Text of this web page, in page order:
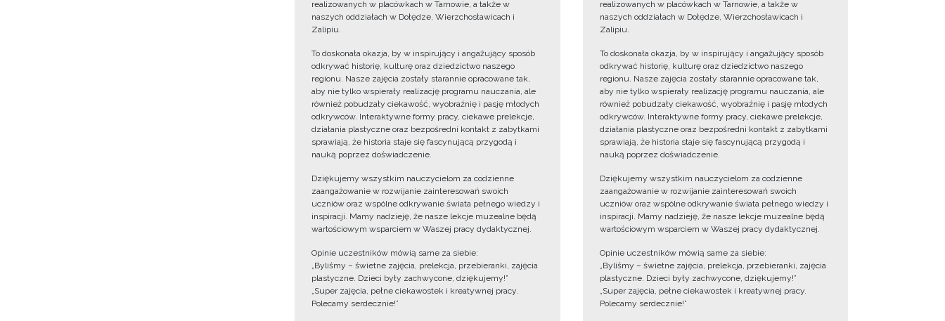
realizowanych w placówkach w Tarnowie, a także w
naszych oddziałach w Dołędze, Wierzchosławicach i
Zalipiu.
To doskonała okazja, by w inspirujący i angażujący sposób
odkrywać historię, kulturę oraz dziedzictwo naszego
regionu. Nasze zajęcia zostały starannie opracowane tak,
aby nie tylko wspierały realizację programu nauczania, ale
również pobudzały ciekawość, wyobraźnię i pasję młodych
odkrywców. Interaktywne formy pracy, ciekawe prelekcje,
działania plastyczne oraz bezpośredni kontakt z zabytkami
sprawiają, że historia staje się fascynującą przygodą i
nauką poprzez doświadczenie.
Dziękujemy wszystkim nauczycielom za codzienne
zaangażowanie w rozwijanie zainteresowań swoich
uczniów oraz wspólne odkrywanie świata pełnego wiedzy i
inspiracji. Mamy nadzieję, że nasze lekcje muzealne będą
wartościowym wsparciem w Waszej pracy dydaktycznej.
Opinie uczestników mówią same za siebie:
„Byliśmy – świetne zajęcia, prelekcja, przebieranki, zajęcia
plastyczne. Dzieci były zachwycone, dziękujemy!”
„Super zajęcia, pełne ciekawostek i kreatywnej pracy.
Polecamy serdecznie!”
realizowanych w placówkach w Tarnowie, a także w
naszych oddziałach w Dołędze, Wierzchosławicach i
Zalipiu.
To doskonała okazja, by w inspirujący i angażujący sposób
odkrywać historię, kulturę oraz dziedzictwo naszego
regionu. Nasze zajęcia zostały starannie opracowane tak,
aby nie tylko wspierały realizację programu nauczania, ale
również pobudzały ciekawość, wyobraźnię i pasję młodych
odkrywców. Interaktywne formy pracy, ciekawe prelekcje,
działania plastyczne oraz bezpośredni kontakt z zabytkami
sprawiają, że historia staje się fascynującą przygodą i
nauką poprzez doświadczenie.
Dziękujemy wszystkim nauczycielom za codzienne
zaangażowanie w rozwijanie zainteresowań swoich
uczniów oraz wspólne odkrywanie świata pełnego wiedzy i
inspiracji. Mamy nadzieję, że nasze lekcje muzealne będą
wartościowym wsparciem w Waszej pracy dydaktycznej.
Opinie uczestników mówią same za siebie:
„Byliśmy – świetne zajęcia, prelekcja, przebieranki, zajęcia
plastyczne. Dzieci były zachwycone, dziękujemy!”
„Super zajęcia, pełne ciekawostek i kreatywnej pracy.
Polecamy serdecznie!”